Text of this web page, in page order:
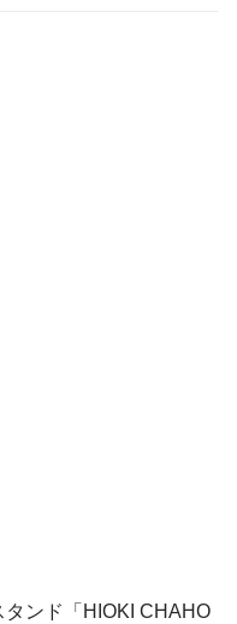
ンド「HIOKI CHAHO